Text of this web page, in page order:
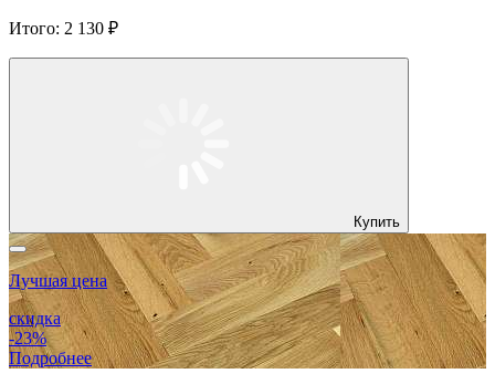
Итого: 2 130 ₽
Купить
Лучшая цена
скидка
-23%
Подробнее